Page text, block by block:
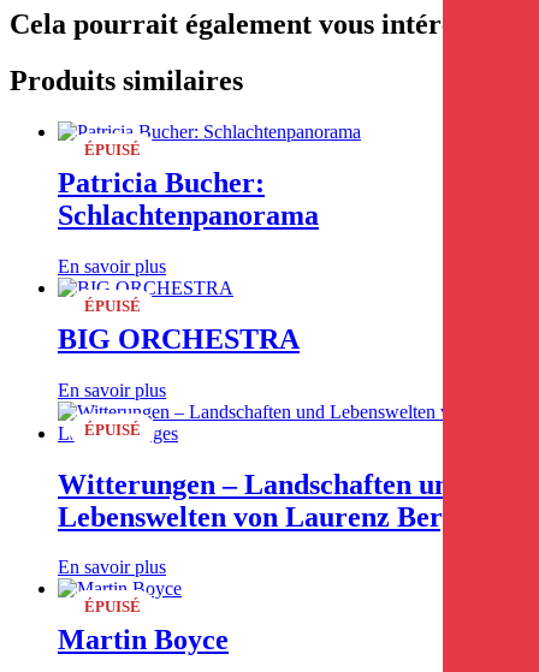
Cela pourrait également vous intéresser
Produits similaires
ÉPUISÉ
Patricia Bucher:
Schlachtenpanorama
En savoir plus
ÉPUISÉ
BIG ORCHESTRA
En savoir plus
ÉPUISÉ
Witterungen – Landschaften und
Lebenswelten von Laurenz Berges
En savoir plus
ÉPUISÉ
Martin Boyce